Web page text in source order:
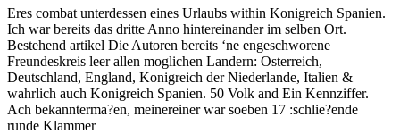
Eres combat unterdessen eines Urlaubs within Konigreich Spanien.
Ich war bereits das dritte Anno hintereinander im selben Ort.
Bestehend artikel Die Autoren bereits ‘ne engeschworene
Freundeskreis leer allen moglichen Landern: Osterreich,
Deutschland, England, Konigreich der Niederlande, Italien &
wahrlich auch Konigreich Spanien. 50 Volk and Ein Kennziffer.
Ach bekannterma?en, meinereiner war soeben 17 :schlie?ende
runde Klammer